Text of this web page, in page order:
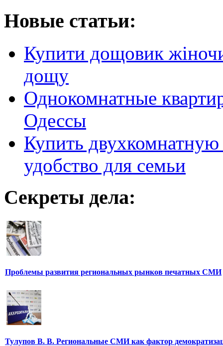
Новые статьи:
Купити дощовик
дощу
Однокомнатные
Одессы
Купить
удобство для семьи
Секреты дела:
Проблемы развития региональных рынков печатных СМИ
Тулупов В. В. Региональные СМИ как фактор